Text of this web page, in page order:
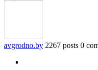
avgrodno.by 2267 posts 0